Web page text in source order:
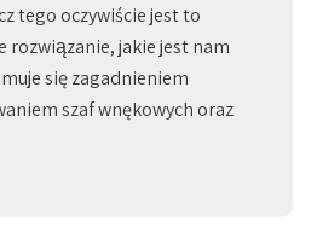
tego oczywiście jest to
rozwiązanie, jakie jest nam
się zagadnieniem
szaf wnękowych oraz